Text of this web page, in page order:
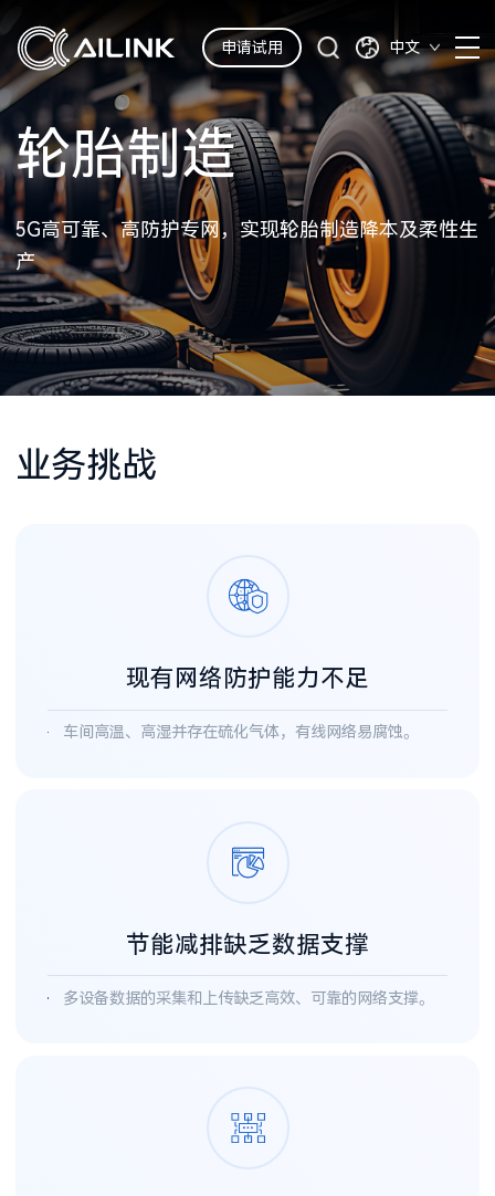
申请试用 中文
轮胎制造
5G高可靠、高防护专网，实现轮胎制造降本及柔性生
产
业务挑战
现有网络防护能力不足
车间高温、高湿并存在硫化气体，有线网络易腐蚀。
节能减排缺乏数据支撑
多设备数据的采集和上传缺乏高效、可靠的网络支撑。